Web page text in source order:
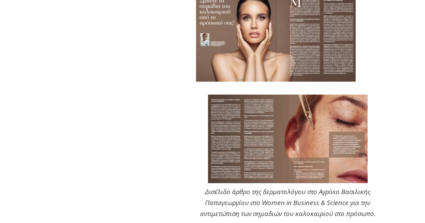
Δισέλιδο άρθρο της δερματολόγου στο Αγρίνιο Βασιλικής
Παπαγεωργίου στο Women in Business & Science για την
αντιμετώπιση των σημαδιών του καλοκαιριού στο πρόσωπο.